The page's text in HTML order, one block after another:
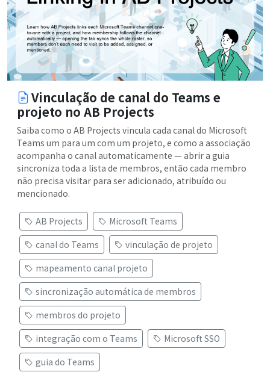
Vinculação de canal do Teams e
projeto no AB Projects
Saiba como o AB Projects vincula cada canal do Microsoft
Teams um para um com um projeto, e como a associação
acompanha o canal automaticamente — abrir a guia
sincroniza toda a lista de membros, então cada membro
não precisa visitar para ser adicionado, atribuído ou
mencionado.
AB Projects
Microsoft Teams
canal do Teams
vinculação de projeto
mapeamento canal projeto
sincronização automática de membros
membros do projeto
integração com o Teams
Microsoft SSO
guia do Teams